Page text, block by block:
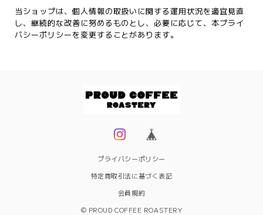
当ショップは、個人情報の取扱いに関する運用状況を適宜見直
し、継続的な改善に努めるものとし、必要に応じて、本プライ
バシーポリシーを変更することがあります。
プライバシーポリシー
特定商取引法に基づく表記
会員規約
© PROUD COFFEE ROASTERY